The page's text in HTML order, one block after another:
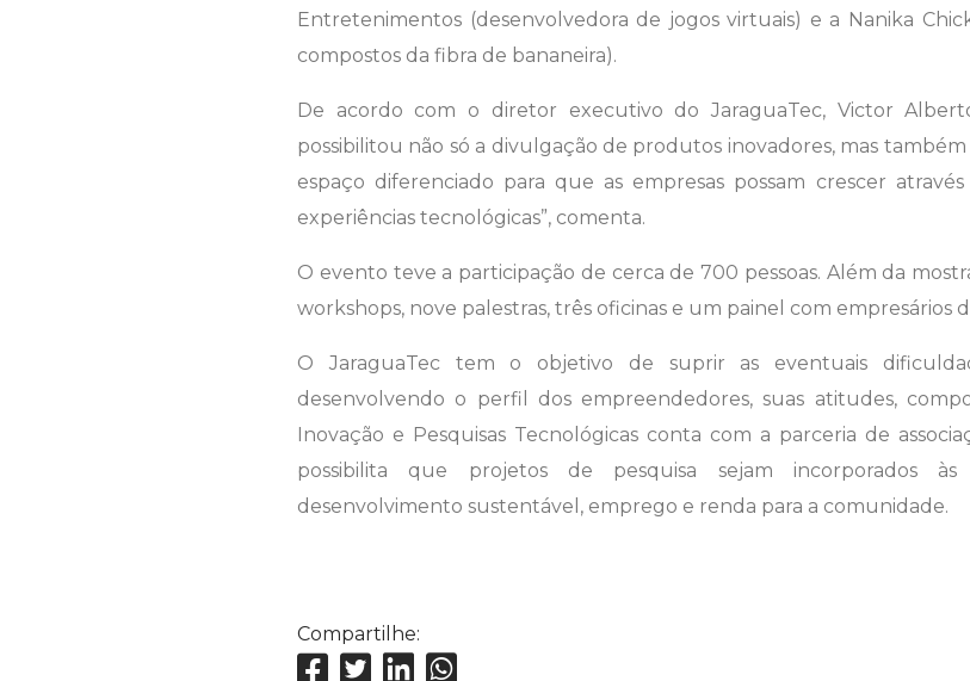
Entretenimentos (desenvolvedora de jogos virtuais) e a Nanika
compostos da fibra de bananeira).
De acordo com o diretor executivo do JaraguaTec, Victor
possibilitou não só a divulgação de produtos inovadores, mas
espaço diferenciado para que as empresas possam crescer
experiências tecnológicas”, comenta.
O evento teve a participação de cerca de 700 pessoas. Além da
workshops, nove palestras, três oficinas e um painel com empresários
O JaraguaTec tem o objetivo de suprir as eventuais
desenvolvendo o perfil dos empreendedores, suas atitudes,
Inovação e Pesquisas Tecnológicas conta com a parceria de
possibilita que projetos de pesquisa sejam incorporados às
desenvolvimento sustentável, emprego e renda para a comunidade.
Compartilhe: